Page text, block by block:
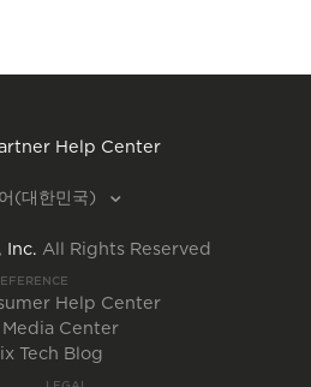
Help Center
(대한민국)
Inc. All Rights Reserved
Help Center
Center
Tech Blog